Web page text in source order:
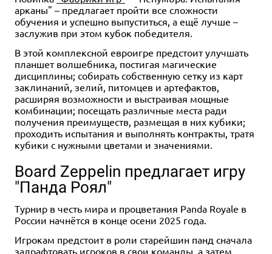
Новые римляне
1 390 ₽
Купить
Отражалки
1 490 ₽
Купить
арканы" – предлагает пройти все сложности
обучения и успешно выпуститься, а ещё лучше –
заслужив при этом кубок победителя.
В этой комплексной евроигре предстоит улучшать
планшет волшебника, постигая магические
дисциплины; собирать собственную сетку из карт
заклинаний, зелий, питомцев и артефактов,
расширяя возможности и выстраивая мощные
комбинации; посещать различные места ради
получения преимуществ, размещая в них кубики;
проходить испытания и выполнять контракты, тратя
кубики с нужными цветами и значениями.
Board Zeppelin предлагает игру
"Панда Роял"
Турнир в честь мира и процветания Panda Royale в
России начнётся в конце осени 2025 года.
Игрокам предстоит в роли старейшин панд сначала
задрафтовать игроков в свои команды, а затем